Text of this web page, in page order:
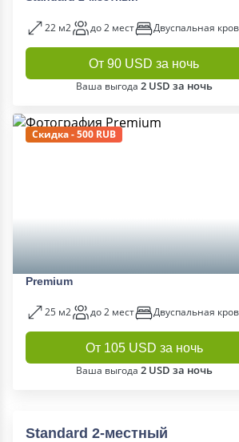
22 м2 до 2 мест Двуспальная
От 90 USD за ночь
Ваша выгода 2 USD за ночь
Скидка - 500 RUB
Premium
25 м2 до 2 мест Двуспальная
От 105 USD за ночь
Ваша выгода 2 USD за ночь
Standard 2-местный